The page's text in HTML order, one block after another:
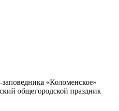
«Коломенское»
общегородской праздник